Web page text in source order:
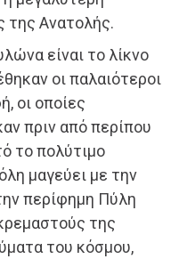
της Ανατολής.
είναι το λίκνο
οι παλαιότεροι
οι οποίες
πριν από περίπου
το πολύτιμο
μαγεύει με την
περίφημη Πύλη
της
του κόσμου,